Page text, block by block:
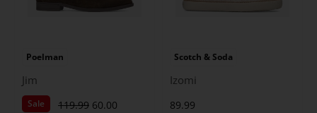
Poelman
Jim
Sale 119.99 60.00
Scotch & Soda
Izomi
89.99